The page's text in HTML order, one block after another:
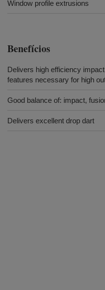
Window profile extrusions
Benefícios
Delivers high efficiency
features necessary for high
Good balance of: impact,
Delivers excellent drop dart